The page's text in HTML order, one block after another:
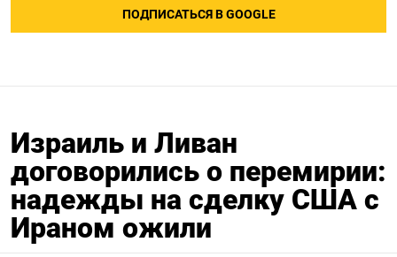
ПОДПИСАТЬСЯ В GOOGLE
Израиль и Ливан
договорились о перемирии:
надежды на сделку США с
Ираном ожили